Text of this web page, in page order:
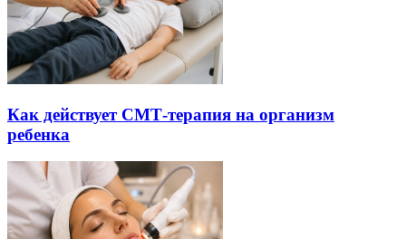
Как действует СМТ-терапия на организм
ребенка